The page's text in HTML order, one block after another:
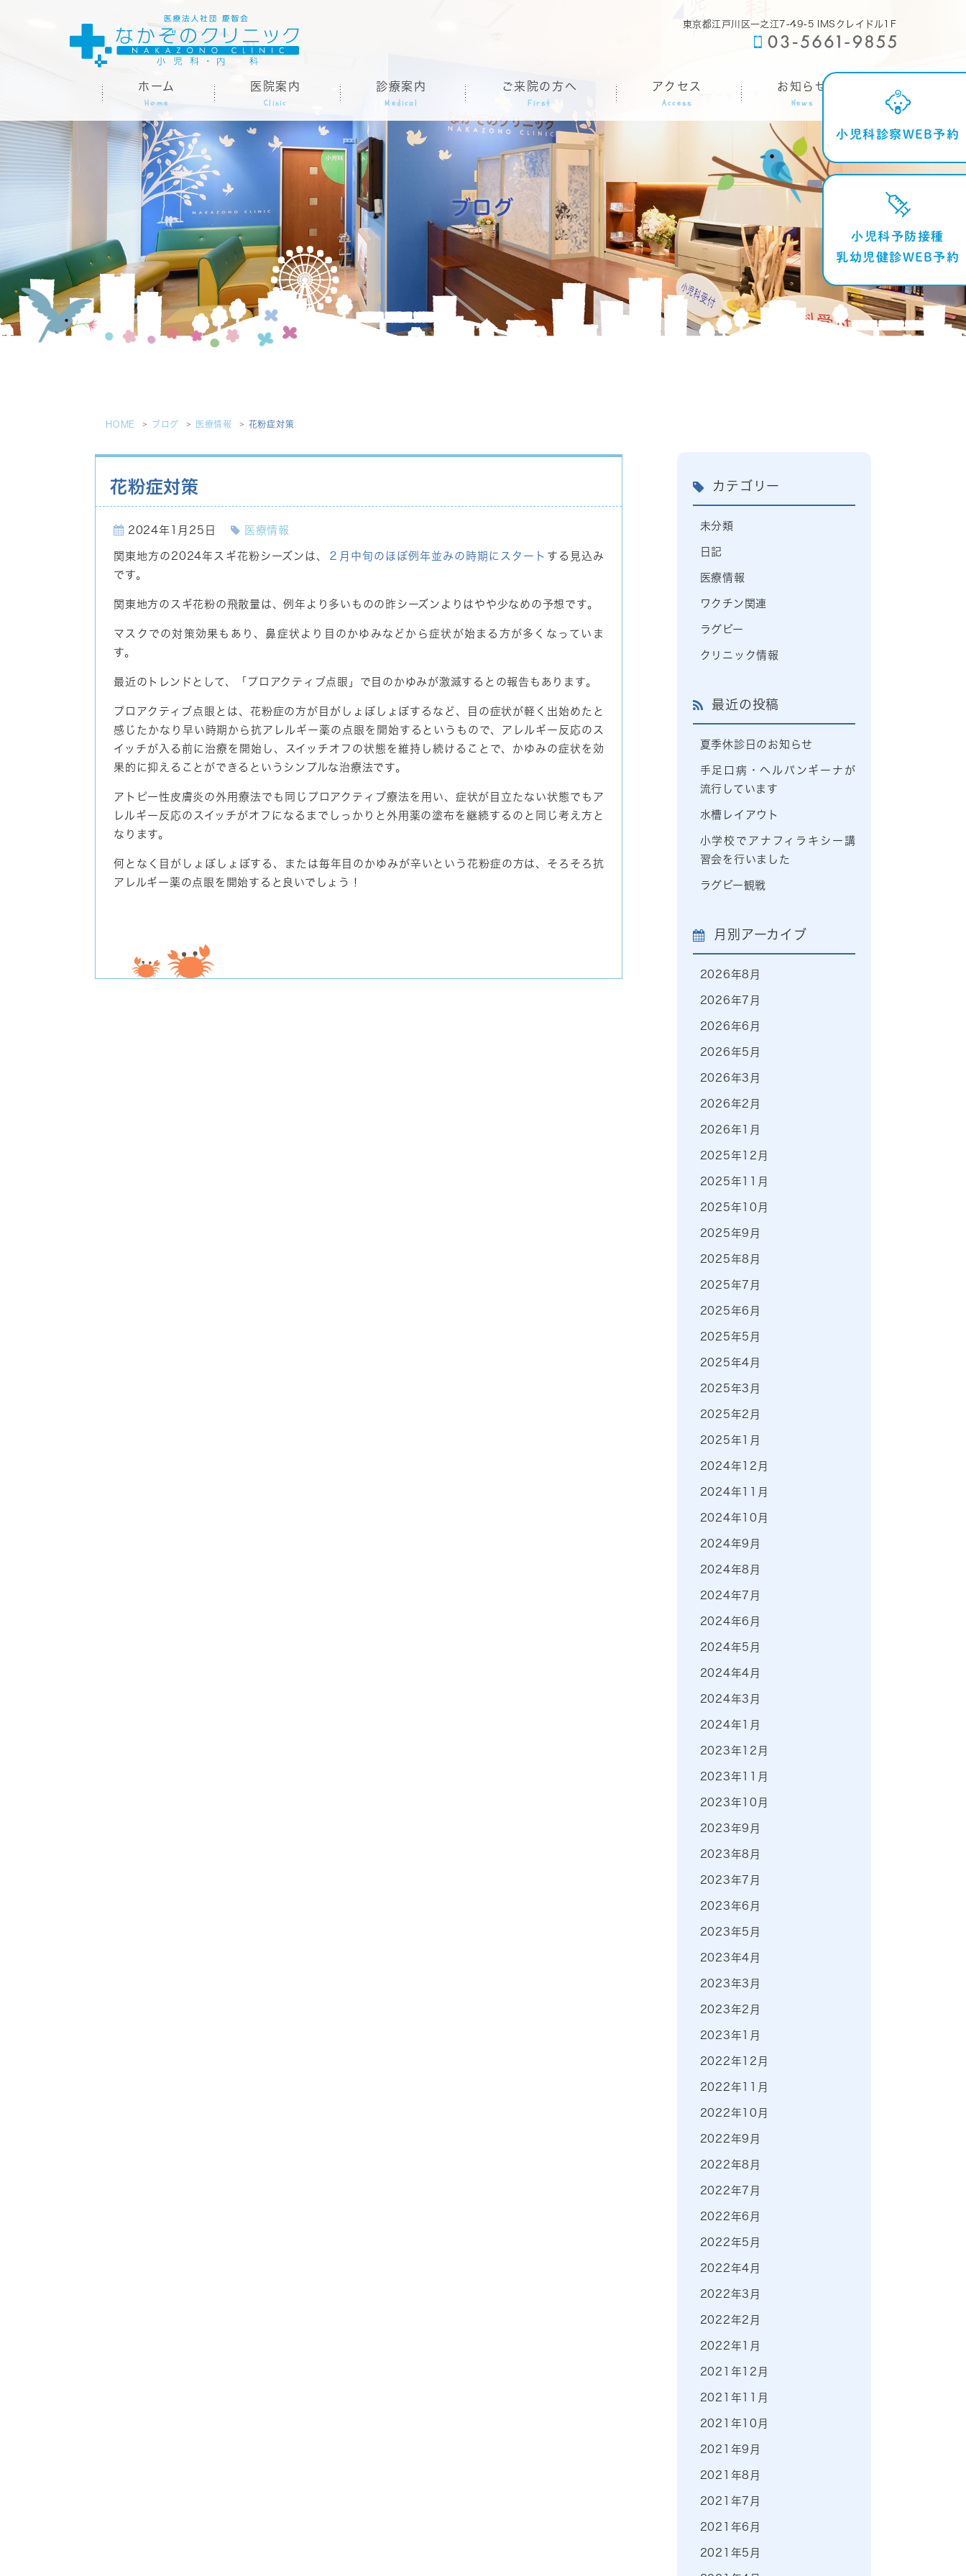
東京都江戸川区一之江7-49-5 IMSクレイドル1F
ホーム
Home
医院案内
Clinic
診療案内
Medical
ご来院の方へ
First
アクセス
Access
お知らせ
News
小児科診察WEB予約
小児科予防接種
乳幼児健診WEB予約
ブログ
Blog
HOME ブログ 医療情報 花粉症対策
花粉症対策
2024年1月25日 医療情報
関東地方の2024年スギ花粉シーズンは、 ２月中旬のほぼ例年並みの時期にスタート する見込み
です。
関東地方のスギ花粉の飛散量は、例年より多いものの昨シーズンよりはやや少なめの予想です。
マスクでの対策効果もあり、鼻症状より目のかゆみなどから症状が始まる方が多くなっていま
す。
最近のトレンドとして、「プロアクティブ点眼」で目のかゆみが激減するとの報告もあります。
プロアクティブ点眼とは、花粉症の方が目がしょぼしょぼするなど、目の症状が軽く出始めたと
感じたかなり早い時期から抗アレルギー薬の点眼を開始するというもので、アレルギー反応のス
イッチが入る前に治療を開始し、スイッチオフの状態を維持し続けることで、かゆみの症状を効
果的に抑えることができるというシンプルな治療法です。
アトピー性皮膚炎の外用療法でも同じプロアクティブ療法を用い、症状が目立たない状態でもア
レルギー反応のスイッチがオフになるまでしっかりと外用薬の塗布を継続するのと同じ考え方と
なります。
何となく目がしょぼしょぼする、または毎年目のかゆみが辛いという花粉症の方は、そろそろ抗
アレルギー薬の点眼を開始すると良いでしょう！
カテゴリー
未分類
日記
医療情報
ワクチン関連
ラグビー
クリニック情報
最近の投稿
夏季休診日のお知らせ
手足口病・ヘルパンギーナが
流行しています
水槽レイアウト
小学校でアナフィラキシー講
習会を行いました
ラグビー観戦
月別アーカイブ
2026年8月
2026年7月
2026年6月
2026年5月
2026年3月
2026年2月
2026年1月
2025年12月
2025年11月
2025年10月
2025年9月
2025年8月
2025年7月
2025年6月
2025年5月
2025年4月
2025年3月
2025年2月
2025年1月
2024年12月
2024年11月
2024年10月
2024年9月
2024年8月
2024年7月
2024年6月
2024年5月
2024年4月
2024年3月
2024年1月
2023年12月
2023年11月
2023年10月
2023年9月
2023年8月
2023年7月
2023年6月
2023年5月
2023年4月
2023年3月
2023年2月
2023年1月
2022年12月
2022年11月
2022年10月
2022年9月
2022年8月
2022年7月
2022年6月
2022年5月
2022年4月
2022年3月
2022年2月
2022年1月
2021年12月
2021年11月
2021年10月
2021年9月
2021年8月
2021年7月
2021年6月
2021年5月